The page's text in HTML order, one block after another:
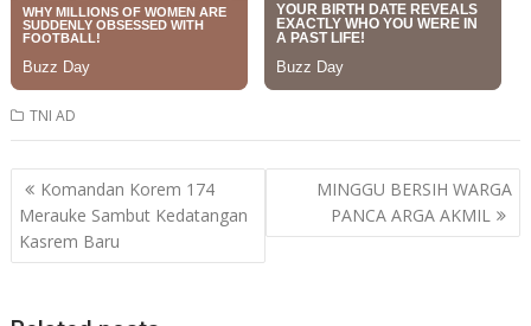
TNI AD
Post
navigation
Komandan Korem 174
Merauke Sambut Kedatangan
Kasrem Baru
MINGGU BERSIH WARGA
PANCA ARGA AKMIL